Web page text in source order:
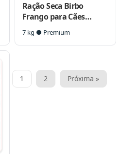
Ração Seca Birbo
Frango para Cães
Adultos
7 kg ● Premium
Paginação
1 2 Próxima »